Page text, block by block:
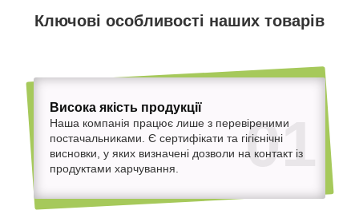
Ключові особливості наших товарів
01
Висока якість продукції
Наша компанія працює лише з перевіреними
постачальниками. Є сертифікати та гігієнічні
висновки, у яких визначені дозволи на контакт із
продуктами харчування.